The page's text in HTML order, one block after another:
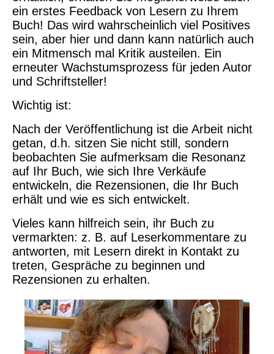
ein erstes Feedback von Lesern zu Ihrem
Buch! Das wird wahrscheinlich viel Positives
sein, aber hier und dann kann natürlich auch
ein Mitmensch mal Kritik austeilen. Ein
erneuter Wachstumsprozess für jeden Autor
und Schriftsteller!
Wichtig ist:
Nach der Veröffentlichung ist die Arbeit nicht
getan, d.h. sitzen Sie nicht still, sondern
beobachten Sie aufmerksam die Resonanz
auf Ihr Buch, wie sich Ihre Verkäufe
entwickeln, die Rezensionen, die Ihr Buch
erhält und wie es sich entwickelt.
Vieles kann hilfreich sein, ihr Buch zu
vermarkten: z. B. auf Leserkommentare zu
antworten, mit Lesern direkt in Kontakt zu
treten, Gespräche zu beginnen und
Rezensionen zu erhalten.